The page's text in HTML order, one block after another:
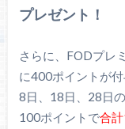
プレゼント！
さらに、FODプレ
に400ポイントが付
8日、18日、28日
100ポイントで合